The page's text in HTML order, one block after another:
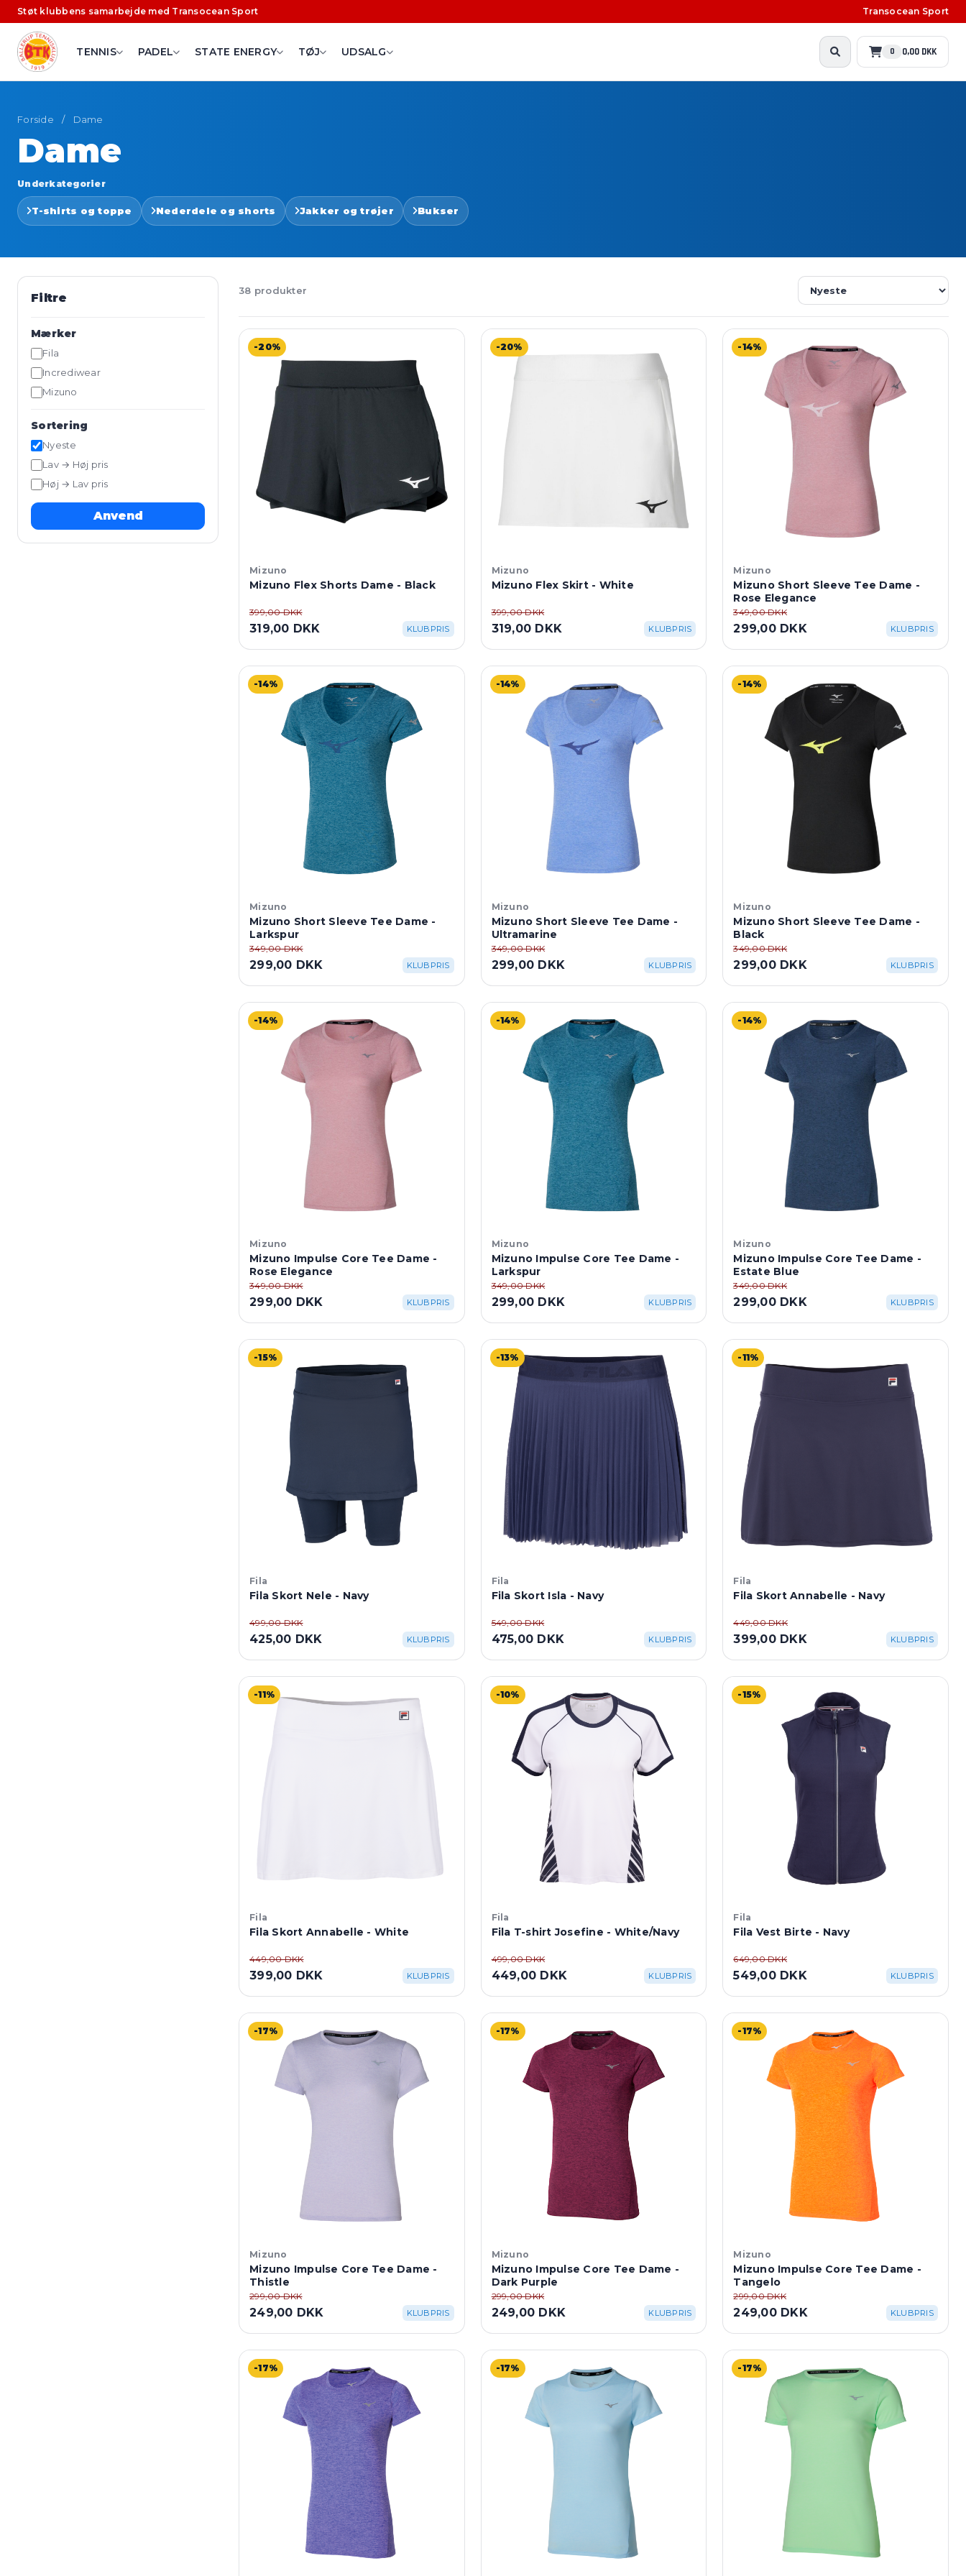
Støt klubbens samarbejde med Transocean Sport Transocean Sport
TENNIS PADEL STATE ENERGY TØJ UDSALG 0 0,00 DKK
Forside / Dame
Dame
Underkategorier
T-shirts og toppe Nederdele og shorts Jakker og trøjer Bukser
Filtre
Mærker
Fila
Incrediwear
Mizuno
Sortering
Nyeste
Lav → Høj pris
Høj → Lav pris
Anvend
38 produkter
-20%
Mizuno
Mizuno Flex Shorts Dame - Black
399,00 DKK
319,00 DKK KLUBPRIS
-20%
Mizuno
Mizuno Flex Skirt - White
399,00 DKK
319,00 DKK KLUBPRIS
-14%
Mizuno
Mizuno Short Sleeve Tee Dame -
Rose Elegance
349,00 DKK
299,00 DKK KLUBPRIS
-14%
Mizuno
Mizuno Short Sleeve Tee Dame -
Larkspur
349,00 DKK
299,00 DKK KLUBPRIS
-14%
Mizuno
Mizuno Short Sleeve Tee Dame -
Ultramarine
349,00 DKK
299,00 DKK KLUBPRIS
-14%
Mizuno
Mizuno Short Sleeve Tee Dame -
Black
349,00 DKK
299,00 DKK KLUBPRIS
-14%
Mizuno
Mizuno Impulse Core Tee Dame -
Rose Elegance
349,00 DKK
299,00 DKK KLUBPRIS
-14%
Mizuno
Mizuno Impulse Core Tee Dame -
Larkspur
349,00 DKK
299,00 DKK KLUBPRIS
-14%
Mizuno
Mizuno Impulse Core Tee Dame -
Estate Blue
349,00 DKK
299,00 DKK KLUBPRIS
-15%
Fila
Fila Skort Nele - Navy
499,00 DKK
425,00 DKK KLUBPRIS
-13%
Fila
Fila Skort Isla - Navy
549,00 DKK
475,00 DKK KLUBPRIS
-11%
Fila
Fila Skort Annabelle - Navy
449,00 DKK
399,00 DKK KLUBPRIS
-11%
Fila
Fila Skort Annabelle - White
449,00 DKK
399,00 DKK KLUBPRIS
-10%
Fila
Fila T-shirt Josefine - White/Navy
499,00 DKK
449,00 DKK KLUBPRIS
-15%
Fila
Fila Vest Birte - Navy
649,00 DKK
549,00 DKK KLUBPRIS
-17%
Mizuno
Mizuno Impulse Core Tee Dame -
Thistle
299,00 DKK
249,00 DKK KLUBPRIS
-17%
Mizuno
Mizuno Impulse Core Tee Dame -
Dark Purple
299,00 DKK
249,00 DKK KLUBPRIS
-17%
Mizuno
Mizuno Impulse Core Tee Dame -
Tangelo
299,00 DKK
249,00 DKK KLUBPRIS
-17% -17% -17%